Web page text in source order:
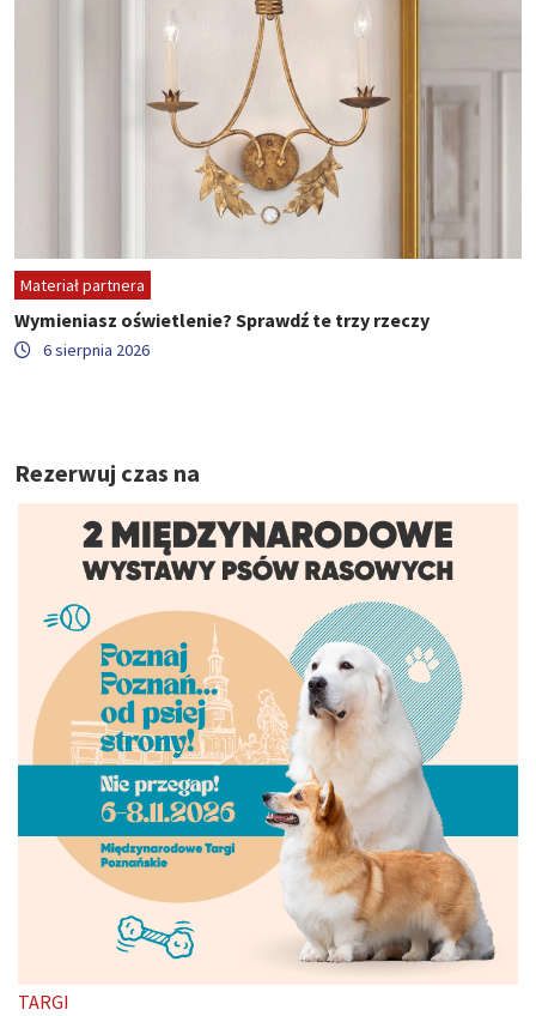
Materiał partnera
Wymieniasz oświetlenie? Sprawdź te trzy rzeczy
6 sierpnia 2026
Rezerwuj czas na
TARGI